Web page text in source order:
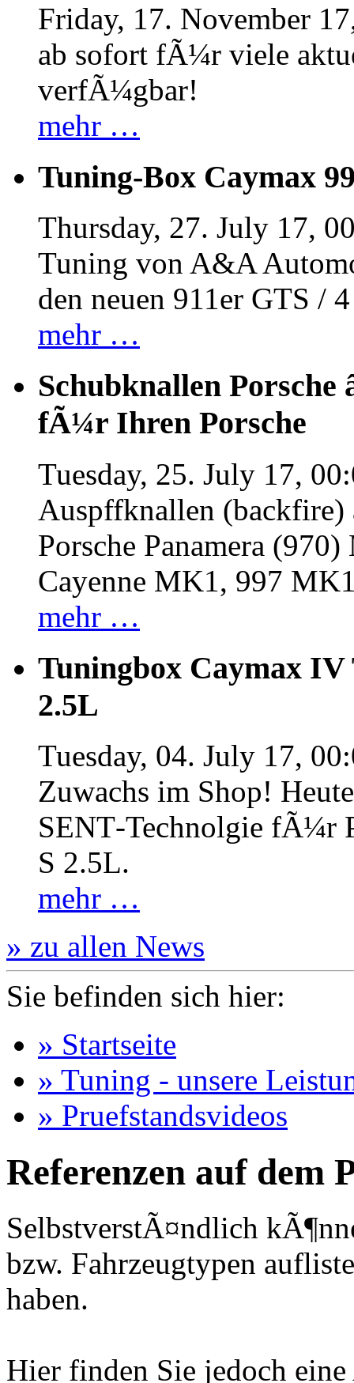
Friday, 17. November
ab sofort fÃ¼r viele
verfÃ¼gbar!
mehr …
Tuning-Box Caymax
Thursday, 27. July 17,
Tuning von A&A
den neuen 911er GTS /
mehr …
Schubknallen Porsche
fÃ¼r Ihren Porsche
Tuesday, 25. July 17,
Auspffknallen
Porsche Panamera
Cayenne MK1, 997
mehr …
Tuningbox Caymax IV
2.5L
Tuesday, 04. July 17,
Zuwachs im Shop!
SENT‐Technolgie fÃ¼r
S 2.5L.
mehr …
» zu allen News
Sie befinden sich hier:
» Startseite
» Tuning - unsere
» Pruefstandsvideos
Referenzen auf dem
SelbstverstÃ¤ndlich
bzw. Fahrzeugtypen
haben.
Hier finden Sie jedoch